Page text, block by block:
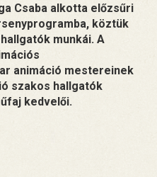
Csaba alkotta előzsűri
köztük
munkái. A
animáció mestereinek
szakos hallgatók
kedvelői.